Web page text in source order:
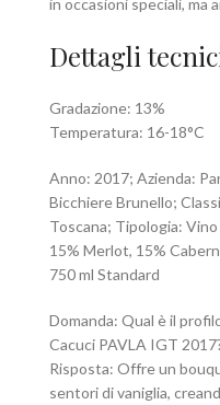
in occasioni speciali, ma
Dettagli
Gradazione: 13%
Temperatura: 16-18°C
Anno: 2017; Azienda:
Bicchiere Brunello;
Toscana; Tipologia:
15% Merlot, 15%
750 ml Standard
Domanda: Qual è il
Cacuci PAVLA IGT
Risposta: Offre un
sentori di vaniglia,